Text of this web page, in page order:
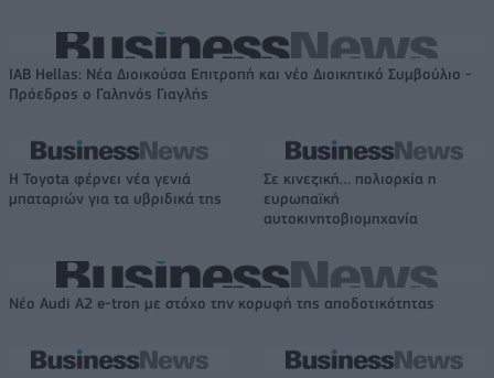
IAB Hellas: Νέα Διοικούσα Επιτροπή και νέο Διοικητικό Συμβούλιο -
Πρόεδρος ο Γαληνός Γιαγλής
Η Toyota φέρνει νέα γενιά
μπαταριών για τα υβριδικά της
Σε κινεζική… πολιορκία η
ευρωπαϊκή
αυτοκινητοβιομηχανία
Νέο Audi A2 e-tron με στόχο την κορυφή της αποδοτικότητας